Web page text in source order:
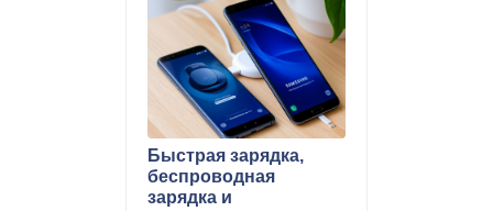
Быстрая зарядка,
беспроводная
зарядка и